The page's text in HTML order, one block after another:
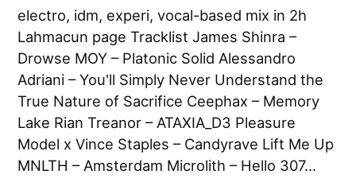
electro, idm, experi, vocal-based mix in 2h
Lahmacun page Tracklist James Shinra –
Drowse MOY – Platonic Solid Alessandro
Adriani – You'll Simply Never Understand the
True Nature of Sacrifice Ceephax – Memory
Lake Rian Treanor – ATAXIA_D3 Pleasure
Model x Vince Staples – Candyrave Lift Me Up
MNLTH – Amsterdam Microlith – Hello 307...